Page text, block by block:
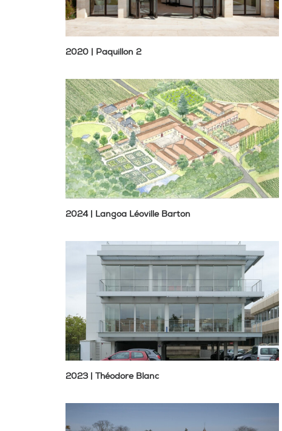
2020 | Paquillon 2
2024 | Langoa Léoville Barton
2023 | Théodore Blanc